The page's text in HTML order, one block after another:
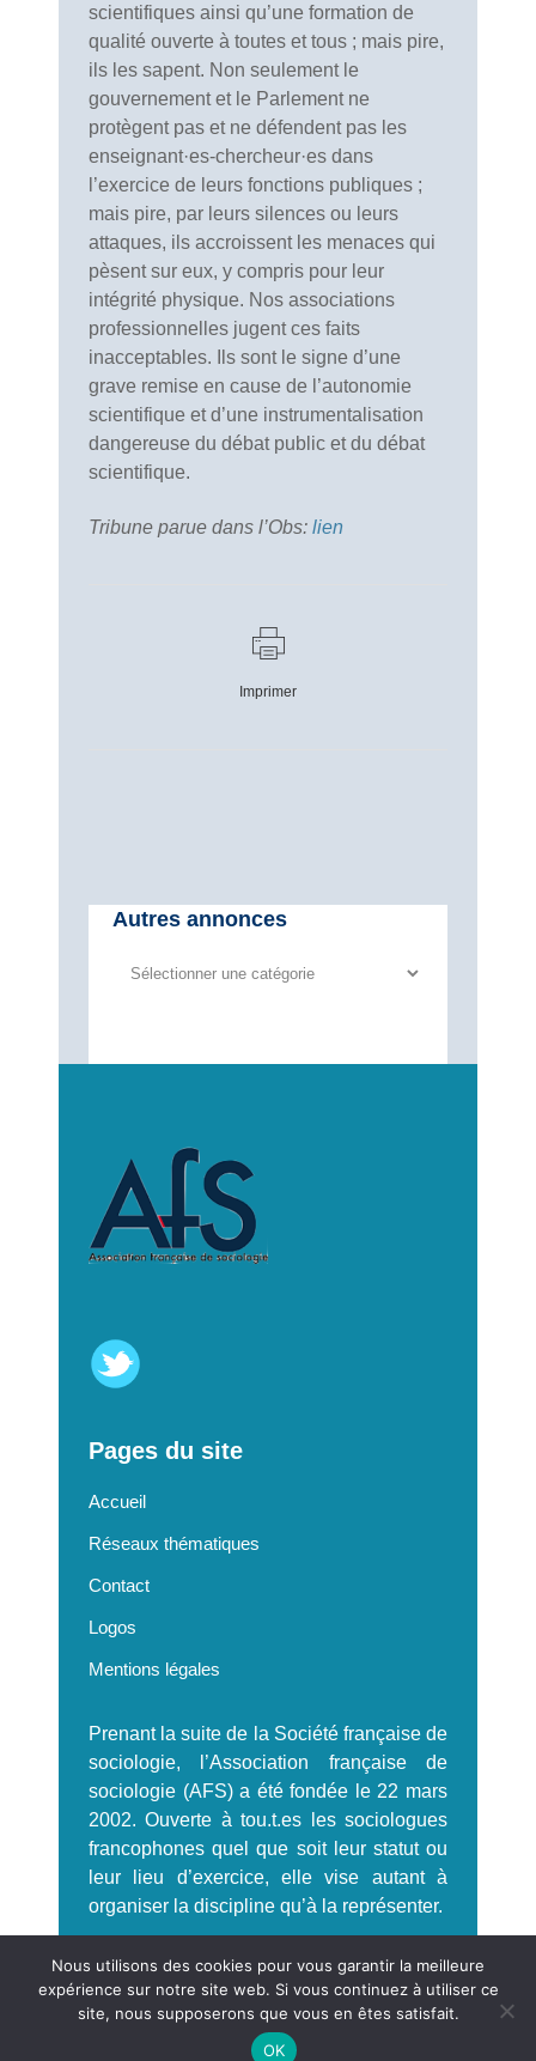
scientifiques ainsi qu’une formation de
qualité ouverte à toutes et tous ; mais pire,
ils les sapent. Non seulement le
gouvernement et le Parlement ne
protègent pas et ne défendent pas les
enseignant·es-chercheur·es dans
l’exercice de leurs fonctions publiques ;
mais pire, par leurs silences ou leurs
attaques, ils accroissent les menaces qui
pèsent sur eux, y compris pour leur
intégrité physique. Nos associations
professionnelles jugent ces faits
inacceptables. Ils sont le signe d’une
grave remise en cause de l’autonomie
scientifique et d’une instrumentalisation
dangereuse du débat public et du débat
scientifique.
Tribune parue dans l’Obs: lien
Imprimer
Autres annonces
Autres
Pages du site
Accueil
Réseaux thématiques
Contact
Logos
Mentions légales
Prenant la suite de la Société française de
sociologie, l’Association française de
sociologie (AFS) a été fondée le 22 mars
2002. Ouverte à tou.t.es les sociologues
francophones quel que soit leur statut ou
leur lieu d’exercice, elle vise autant à
organiser la discipline qu’à la représenter.
S'incrire à la Newsletter AFS
Nous utilisons des cookies pour vous garantir la meilleure
expérience sur notre site web. Si vous continuez à utiliser ce
site, nous supposerons que vous en êtes satisfait.
OK